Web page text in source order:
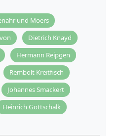
und Moers
Dietrich Knayd
Hermann Reipgen
Rembolt Kreitfisch
Johannes Smackert
Heinrich Gottschalk